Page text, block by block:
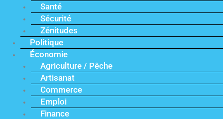
Santé
Sécurité
Zénitudes
Politique
Économie
Agriculture / Pêche
Artisanat
Commerce
Emploi
Finance